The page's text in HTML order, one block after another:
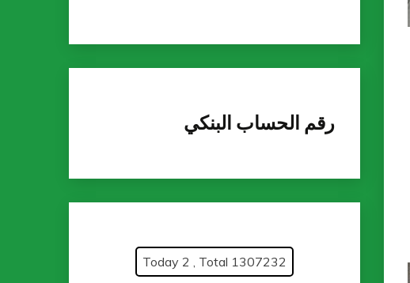
رقم الحساب البنكي
Today 2 , Total 1307232